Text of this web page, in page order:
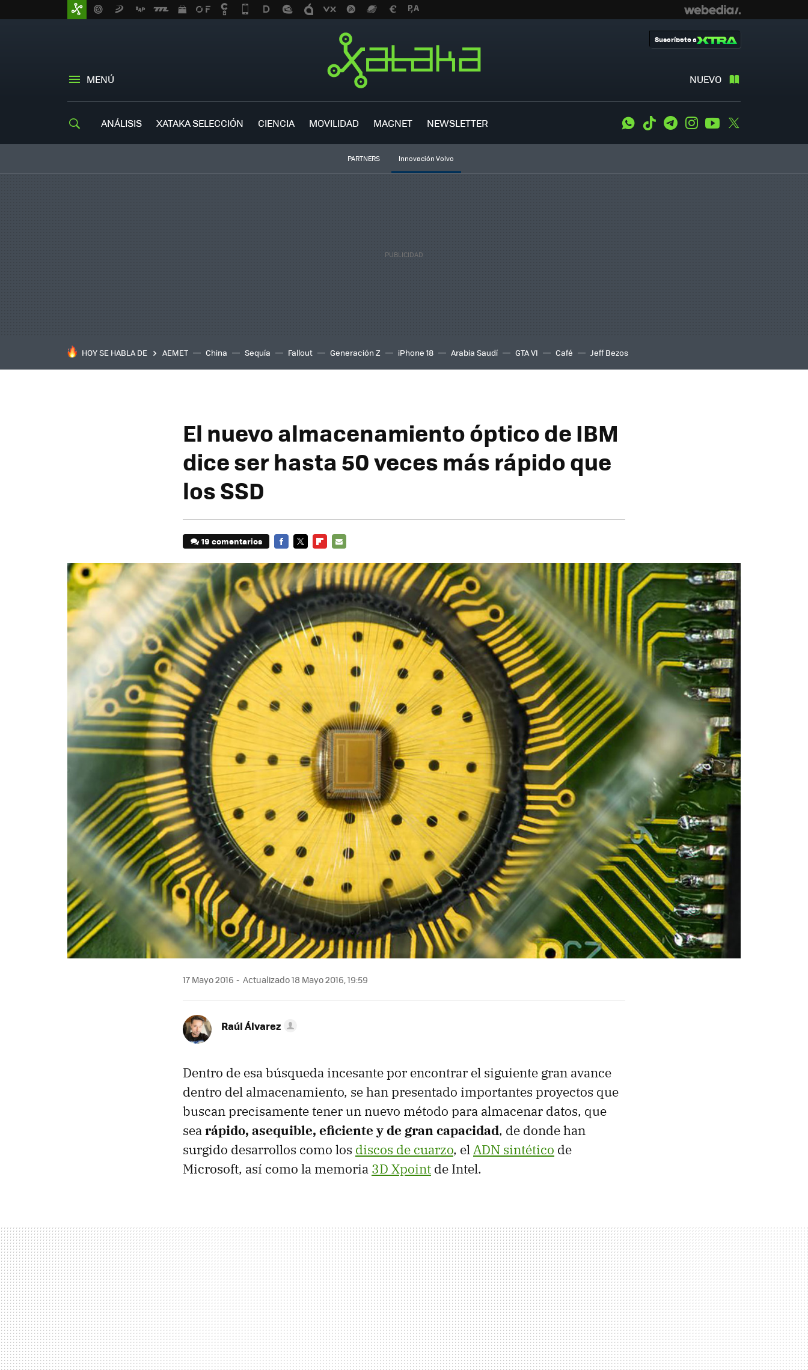
MENÚ NUEVO
Suscríbete a
ANÁLISIS XATAKA SELECCIÓN CIENCIA MOVILIDAD MAGNET NEWSLETTER WhatsApp
Tiktok TelegramInstagramYoutube
PARTNERS Innovación Volvo
HOY SE HABLA DE AEMET China Sequía Fallout Generación Z iPhone 18 Arabia Saudí GTA VI Café Jeff Bezos
El nuevo almacenamiento óptico de IBM
dice ser hasta 50 veces más rápido que
los SSD
19 comentarios
MAIL
17 Mayo 2016 Actualizado 18 Mayo 2016, 19:59
Raúl Álvarez
Dentro de esa búsqueda incesante por encontrar el siguiente gran avance
dentro del almacenamiento, se han presentado importantes proyectos que
buscan precisamente tener un nuevo método para almacenar datos, que
sea rápido, asequible, eficiente y de gran capacidad, de donde han
surgido desarrollos como los discos de cuarzo, el ADN sintético de
Microsoft, así como la memoria 3D Xpoint de Intel.